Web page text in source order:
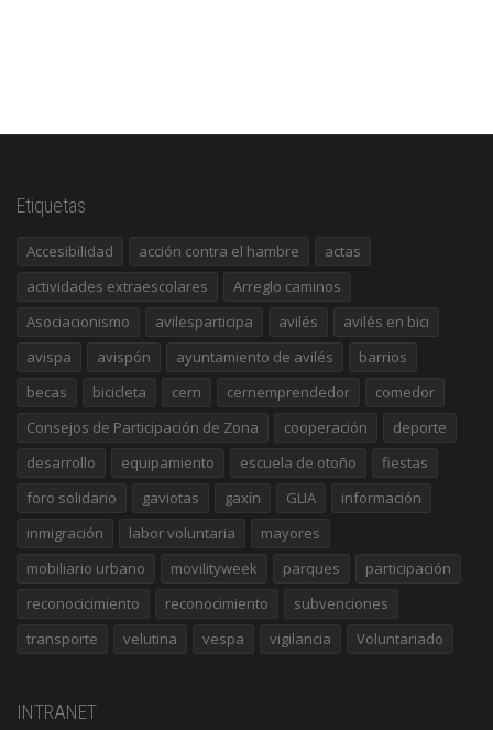
Etiquetas
Accesibilidad acción contra el hambre
actas
actividades extraescolares
Arreglo caminos
Asociacionismo
avilesparticipa avilés
avilés en bici
avispa
avispón ayuntamiento de avilés
barrios
becas
bicicleta cern cernemprendedor
comedor
Consejos de Participación de Zona
cooperación
deporte
desarrollo
equipamiento escuela de otoño
fiestas
foro solidario
gaviotas gaxín GLIA
información
inmigración
labor voluntaria
mayores
mobiliario urbano
movilityweek parques
participación
reconocicimiento
reconocimiento
subvenciones
transporte
velutina vespa vigilancia Voluntariado
INTRANET